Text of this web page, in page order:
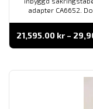
adapter CA6652.
21,595.00 kr –